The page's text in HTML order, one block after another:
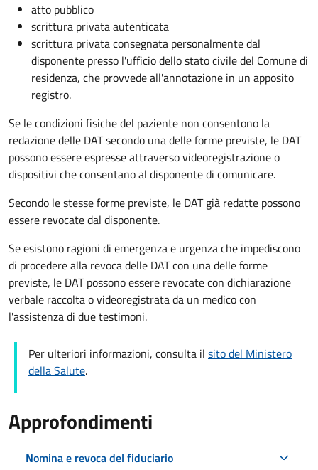
atto pubblico
scrittura privata autenticata
scrittura privata consegnata personalmente dal
disponente presso l'ufficio dello stato civile del Comune di
residenza, che provvede all'annotazione in un apposito
registro.
Se le condizioni fisiche del paziente non consentono la
redazione delle DAT secondo una delle forme previste, le DAT
possono essere espresse attraverso videoregistrazione o
dispositivi che consentano al disponente di comunicare.
Secondo le stesse forme previste, le DAT già redatte possono
essere revocate dal disponente.
Se esistono ragioni di emergenza e urgenza che impediscono
di procedere alla revoca delle DAT con una delle forme
previste, le DAT possono essere revocate con dichiarazione
verbale raccolta o videoregistrata da un medico con
l'assistenza di due testimoni.
Per ulteriori informazioni, consulta il sito del Ministero
della Salute.
Approfondimenti
Nomina e revoca del fiduciario